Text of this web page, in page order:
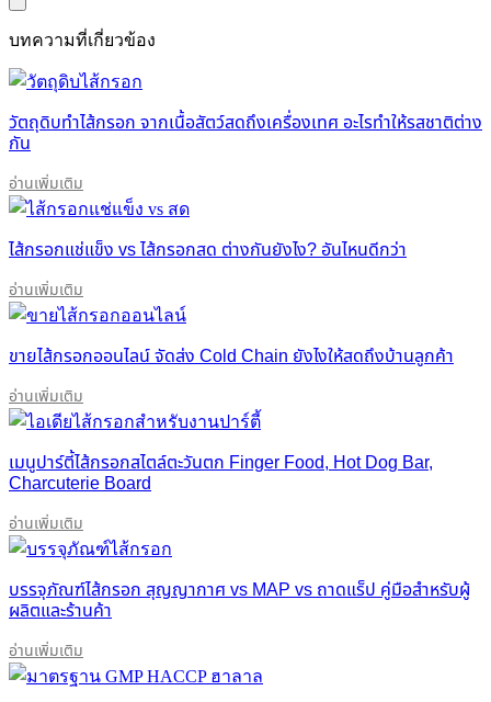
บทความที่เกี่ยวข้อง
วัตถุดิบทำไส้กรอก จากเนื้อสัตว์สดถึงเครื่องเทศ อะไรทำให้รสชาติต่าง
กัน
อ่านเพิ่มเติม
ไส้กรอกแช่แข็ง vs ไส้กรอกสด ต่างกันยังไง? อันไหนดีกว่า
อ่านเพิ่มเติม
ขายไส้กรอกออนไลน์ จัดส่ง Cold Chain ยังไงให้สดถึงบ้านลูกค้า
อ่านเพิ่มเติม
เมนูปาร์ตี้ไส้กรอกสไตล์ตะวันตก Finger Food, Hot Dog Bar,
Charcuterie Board
อ่านเพิ่มเติม
บรรจุภัณฑ์ไส้กรอก สุญญากาศ vs MAP vs ถาดแร็ป คู่มือสำหรับผู้
ผลิตและร้านค้า
อ่านเพิ่มเติม